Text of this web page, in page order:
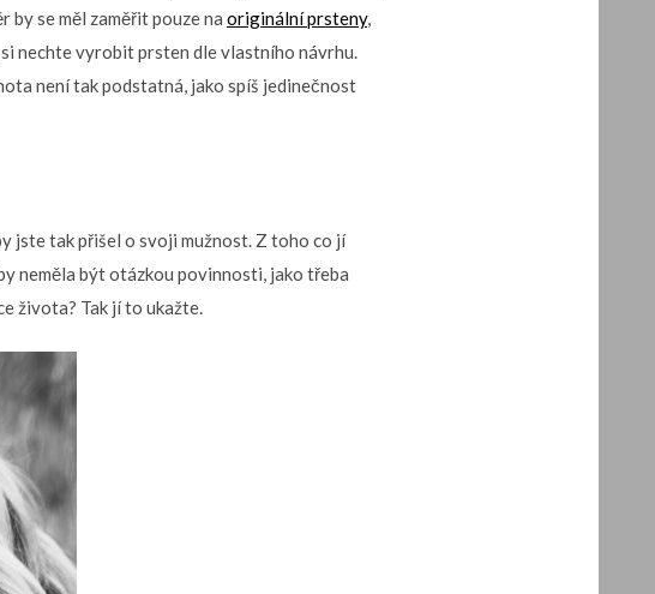
se měl zaměřit pouze na originální prsteny,
nechte vyrobit prsten dle vlastního návrhu.
není tak podstatná, jako spíš jedinečnost
jste tak přišel o svoji mužnost. Z toho co jí
neměla být otázkou povinnosti, jako třeba
života? Tak jí to ukažte.